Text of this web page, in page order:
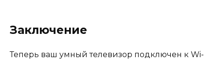
Заключение
Теперь ваш умный телевизор подключен к Wi-